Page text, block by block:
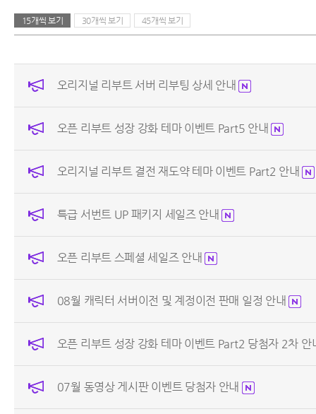
15개씩 보기 30개씩 보기 45개씩 보기
오리지널 리부트 서버 리부팅 상세 안내
오픈 리부트 성장 강화 테마 이벤트 Part5 안내
오리지널 리부트 결전 재도약 테마 이벤트 Part2 안내
특급 서번트 UP 패키지 세일즈 안내
오픈 리부트 스페셜 세일즈 안내
08월 캐릭터 서버이전 및 계정이전 판매 일정 안내
오픈 리부트 성장 강화 테마 이벤트 Part2 당첨자 2차
07월 동영상 게시판 이벤트 당첨자 안내